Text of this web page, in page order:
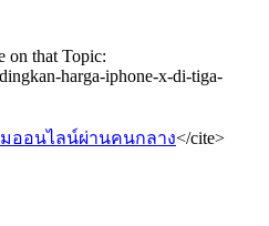
on that Topic:
harga-iphone-x-di-tiga-
ออนไลน์ผ่านคนกลาง</cite>